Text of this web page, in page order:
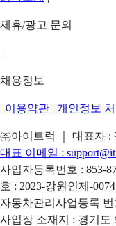
제휴/광고 문의
|
채용정보
| 이용약관 | 개인정보
㈜아이트럭 ｜ 대표자 :
대표 이메일 :
사업자등록번호 : 853-
호 : 2023-강원인제-0074
자동차관리사업등록 번
사업장 소재지 : 경기도